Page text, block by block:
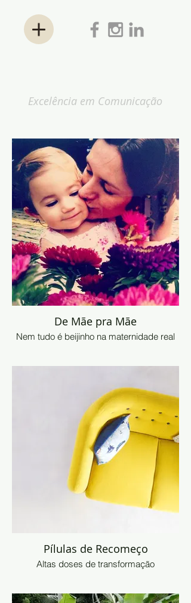
Excelência em Comunicação
De Mãe pra Mãe
Nem tudo é beijinho na maternidade real
Pílulas de Recomeço
Altas doses de transformação